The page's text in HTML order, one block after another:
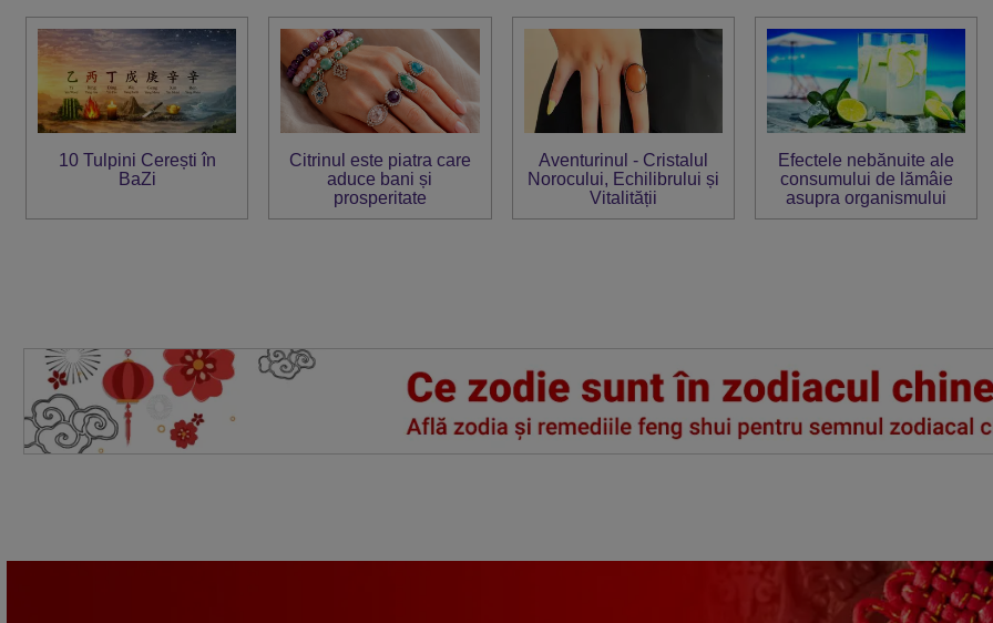
10 Tulpini Cerești în
BaZi
Citrinul este piatra care
aduce bani și
prosperitate
Aventurinul - Cristalul
Norocului, Echilibrului și
Vitalității
Efectele nebănuite ale
consumului de lămâie
asupra organismului